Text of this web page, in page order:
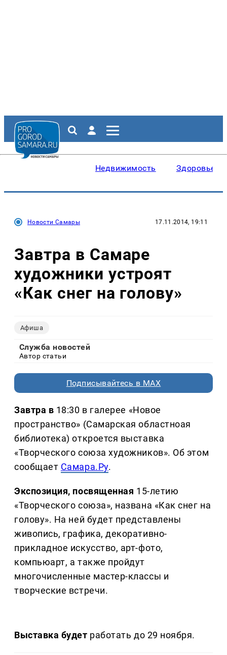
Недвижимость Здоровье
Новости Самары 17.11.2014, 19:11
Завтра в Самаре
художники устроят
«Как снег на голову»
Афиша
Служба новостей
Автор статьи
Подписывайтесь в MAX
Завтра в 18:30 в галерее «Новое
пространство» (Самарская областноая
библиотека) откроется выставка
«Творческого союза художников». Об этом
сообщает Самара.Ру.
Экспозиция, посвященная 15-летию
«Творческого союза», названа «Как снег на
голову». На ней будет представлены
живопись, графика, декоративно-
прикладное искусство, арт-фото,
компьюарт, а также пройдут
многочисленные мастер-классы и
творческие встречи.
Выставка будет работать до 29 ноября.